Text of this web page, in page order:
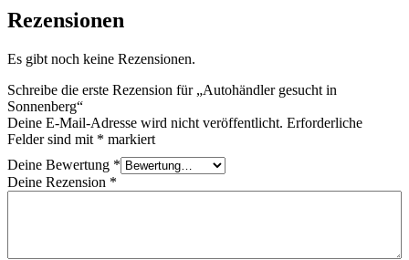
Rezensionen
Es gibt noch keine Rezensionen.
Schreibe die erste Rezension für „Autohändler gesucht in
Sonnenberg“
Deine E-Mail-Adresse wird nicht veröffentlicht. Erforderliche
Felder sind mit * markiert
Deine Bewertung *
Deine Rezension *